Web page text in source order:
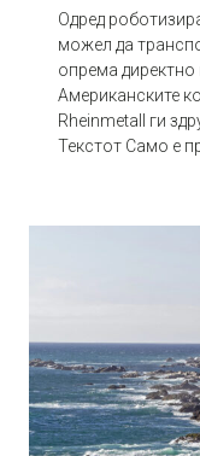
Одред
можел да
опрема директно
Американските
Rheinmetall ги
Текстот Само е